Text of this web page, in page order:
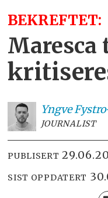
BEKREFTET:
Maresca
Yngve
JOURNALIST
PUBLISERT
SIST OPPDATERT